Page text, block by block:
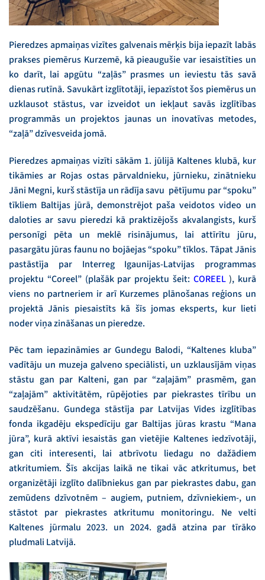
Pieredzes apmaiņas vizītes galvenais mērķis bija iepazīt labās
prakses piemērus Kurzemē, kā pieaugušie var iesaistīties un
ko darīt, lai apgūtu “zaļās” prasmes un ieviestu tās savā
dienas rutīnā. Savukārt izglītotāji, iepazīstot šos piemērus un
uzklausot stāstus, var izveidot un iekļaut savās izglītības
programmās un projektos jaunas un inovatīvas metodes,
“zaļā” dzīvesveida jomā.
Pieredzes apmaiņas vizīti sākām 1. jūlijā Kaltenes klubā, kur
tikāmies ar Rojas ostas pārvaldnieku, jūrnieku, zinātnieku
Jāni Megni, kurš stāstīja un rādīja savu pētījumu par “spoku”
tīkliem Baltijas jūrā, demonstrējot paša veidotos video un
daloties ar savu pieredzi kā praktizējošs akvalangists, kurš
personīgi pēta un meklē risinājumus, lai attīrītu jūru,
pasargātu jūras faunu no bojāejas “spoku” tīklos. Tāpat Jānis
pastāstīja par Interreg Igaunijas-Latvijas programmas
projektu “Coreel” (plašāk par projektu šeit: COREEL), kurā
viens no partneriem ir arī Kurzemes plānošanas reģions un
projektā Jānis piesaistīts kā šīs jomas eksperts, kur lieti
noder viņa zināšanas un pieredze.
Pēc tam iepazināmies ar Gundegu Balodi, “Kaltenes kluba”
vadītāju un muzeja galveno speciālisti, un uzklausījām viņas
stāstu gan par Kalteni, gan par “zaļajām” prasmēm, gan
“zaļajām” aktivitātēm, rūpējoties par piekrastes tīrību un
saudzēšanu. Gundega stāstīja par Latvijas Vides izglītības
fonda ikgadēju ekspedīciju gar Baltijas jūras krastu “Mana
jūra”, kurā aktīvi iesaistās gan vietējie Kaltenes iedzīvotāji,
gan citi interesenti, lai atbrīvotu liedagu no dažādiem
atkritumiem. Šīs akcijas laikā ne tikai vāc atkritumus, bet
organizētāji izglīto dalībniekus gan par piekrastes dabu, gan
zemūdens dzīvotnēm – augiem, putniem, dzīvniekiem-, un
stāstot par piekrastes atkritumu monitoringu. Ne velti
Kaltenes jūrmalu 2023. un 2024. gadā atzina par tīrāko
pludmali Latvijā.